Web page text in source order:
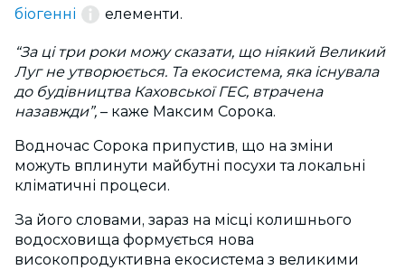
біогенні
елементи.
“За ці три роки можу сказати, що ніякий Великий
Луг не утворюється. Та екосистема, яка існувала
до будівництва Каховської ГЕС, втрачена
назавжди”, – каже Максим Сорока.
Водночас Сорока припустив, що на зміни
можуть вплинути майбутні посухи та локальні
кліматичні процеси.
За його словами, зараз на місці колишнього
водосховища формується нова
високопродуктивна екосистема з великими